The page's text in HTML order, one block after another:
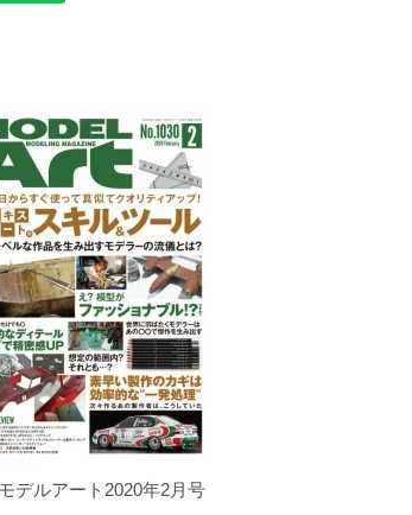
デルアート2020年2月号